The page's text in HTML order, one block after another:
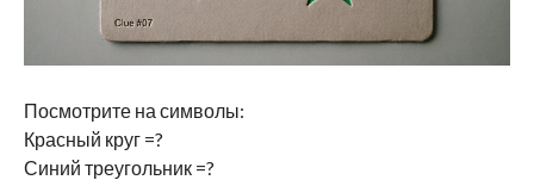
Посмотрите на символы:
Красный круг =?
Синий треугольник =?